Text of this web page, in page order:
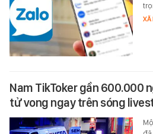
XÃ
Nam TikToker gần 600.000
tử vong ngay trên sóng